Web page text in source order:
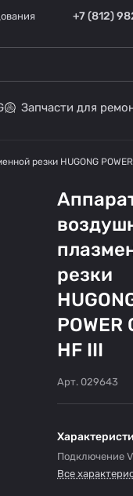
+7 (812)
Запчасти для
резки HUGONG
резки
POWER
HF III
Арт. 029643
Подключение V
Все